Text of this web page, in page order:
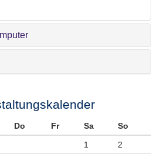
Do Fr Sa
So
1
2